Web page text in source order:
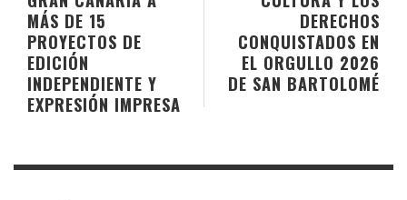
DERECHOS
CONQUISTADOS EN
EL ORGULLO 2026
DE SAN BARTOLOMÉ
MÁS DE 15
PROYECTOS DE
EDICIÓN
INDEPENDIENTE Y
EXPRESIÓN IMPRESA